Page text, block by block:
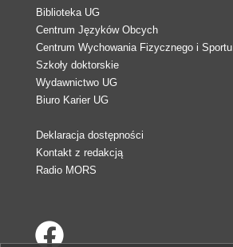
Biblioteka UG
Centrum Języków Obcych
Centrum Wychowania Fizycznego i Sportu
Szkoły doktorskie
Wydawnictwo UG
Biuro Karier UG
Deklaracja dostępności
Kontakt z redakcją
Radio MORS